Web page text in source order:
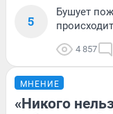
5
Бушует
4 857
МНЕНИЕ
«Никого